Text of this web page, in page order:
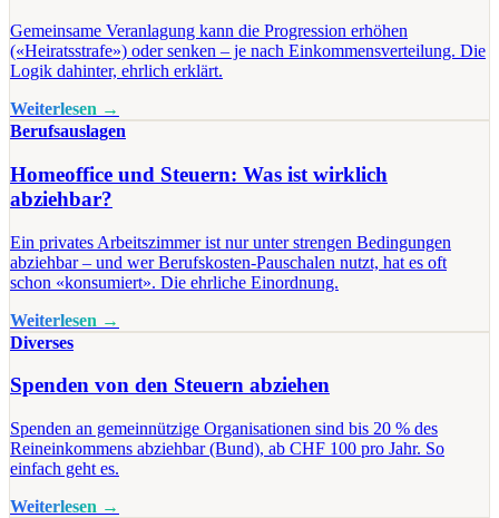
Gemeinsame Veranlagung kann die Progression erhöhen
(«Heiratsstrafe») oder senken – je nach Einkommensverteilung. Die
Logik dahinter, ehrlich erklärt.
Weiterlesen →
Berufsauslagen
Homeoffice und Steuern: Was ist wirklich
abziehbar?
Ein privates Arbeitszimmer ist nur unter strengen Bedingungen
abziehbar – und wer Berufskosten-Pauschalen nutzt, hat es oft
schon «konsumiert». Die ehrliche Einordnung.
Weiterlesen →
Diverses
Spenden von den Steuern abziehen
Spenden an gemeinnützige Organisationen sind bis 20 % des
Reineinkommens abziehbar (Bund), ab CHF 100 pro Jahr. So
einfach geht es.
Weiterlesen →